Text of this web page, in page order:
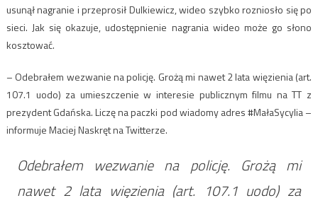
usunął nagranie i przeprosił Dulkiewicz, wideo szybko rozniosło się po
sieci. Jak się okazuje, udostępnienie nagrania wideo może go słono
kosztować.
– Odebrałem wezwanie na policję. Grożą mi nawet 2 lata więzienia (art.
107.1 uodo) za umieszczenie w interesie publicznym filmu na TT z
prezydent Gdańska. Liczę na paczki pod wiadomy adres #MałaSycylia –
informuje Maciej Naskręt na Twitterze.
Odebrałem wezwanie na policję. Grożą mi
nawet 2 lata więzienia (art. 107.1 uodo) za